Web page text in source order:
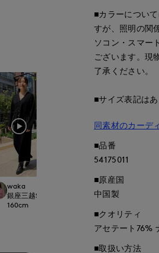
waka
銀座三越SUPERIOR CLOSET GINZA
160cm
■カラーについ
すが、照明の関
ソコン・スマー
ございます。現
了承ください。
■サイズ表記は
同素材のカーデ
■品番
54175011
■原産国
中国製
■クオリティ
アセテート76%
■取扱い方法